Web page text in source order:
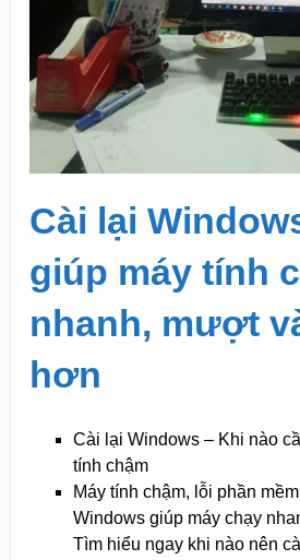
Cài lại
giúp máy tính
nhanh, mượt
hơn
Cài lại Windows – Khi nào
tính chậm
Máy tính chậm, lỗi phần
Windows giúp máy chạy
Tìm hiểu ngay khi nào nên